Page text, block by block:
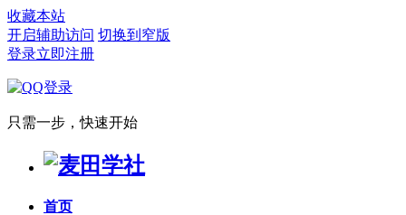
收藏本站
开启辅助访问 切换到窄版
登录立即注册
只需一步，快速开始
首页